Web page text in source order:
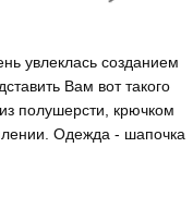
увлеклась созданием
Вам вот такого
полушерсти, крючком
Одежда - шапочка